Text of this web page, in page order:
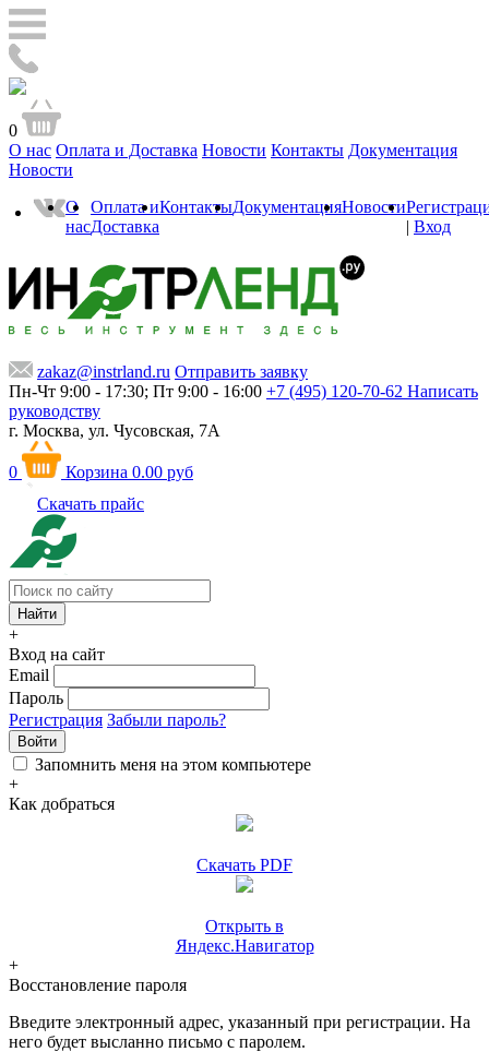
0
О нас Оплата и Доставка Новости Контакты Документация
Новости
О
нас
Оплата и
Доставка
КонтактыДокументацияНовости
| Вход
zakaz@instrland.ru Отправить заявку
Пн-Чт 9:00 - 17:30; Пт 9:00 - 16:00 +7 (495) 120-70-62 Написать
руководству
г. Москва, ул. Чусовская, 7А
0 Корзина 0.00 руб
Скачать прайс
+
Вход на сайт
Email
Пароль
Регистрация Забыли пароль?
Войти
Запомнить меня на этом компьютере
+
Как добраться
Скачать PDF
Открыть в
Яндекс.Навигатор
+
Восстановление пароля
Введите электронный адрес, указанный при регистрации. На
него будет высланно письмо с паролем.